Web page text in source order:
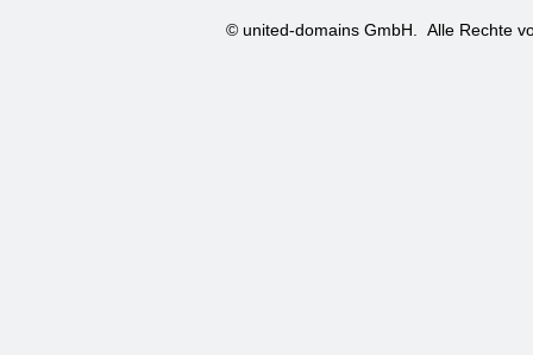
© united-domains GmbH. Alle Rechte